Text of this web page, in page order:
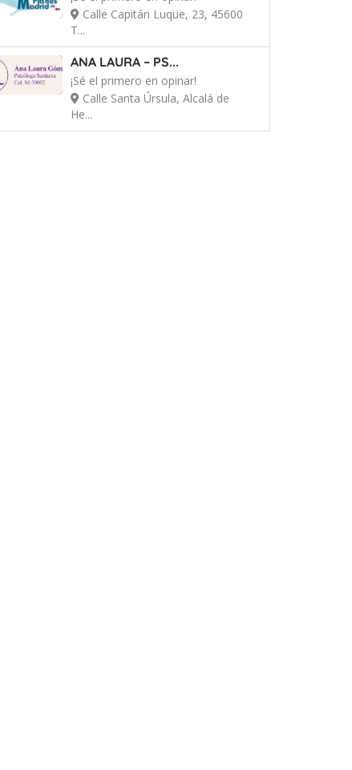
Calle Capitán Luque, 23, 45600
T...
ANA LAURA – PS...
¡Sé el primero en opinar!
Calle Santa Úrsula, Alcalá de
He...